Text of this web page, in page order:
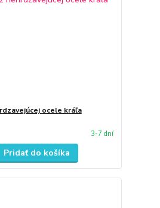
ocele kráľa
3-7 dní
Pridať do košíka